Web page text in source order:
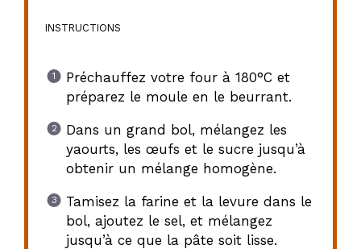
INSTRUCTIONS
Préchauffez votre four à 180°C et
préparez le moule en le beurrant.
Dans un grand bol, mélangez les
yaourts, les œufs et le sucre jusqu’à
obtenir un mélange homogène.
Tamisez la farine et la levure dans le
bol, ajoutez le sel, et mélangez
jusqu’à ce que la pâte soit lisse.